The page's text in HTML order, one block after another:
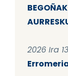
2026 Ira